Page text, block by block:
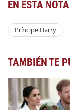
EN ESTA NOTA
Príncipe Harry
TAMBIÉN TE